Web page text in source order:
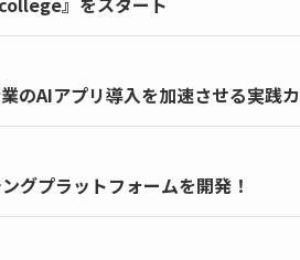
AIアプリ導入を加速させる実践
グプラットフォームを開発！